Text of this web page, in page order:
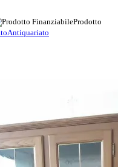
Prodotto
Antiquariato